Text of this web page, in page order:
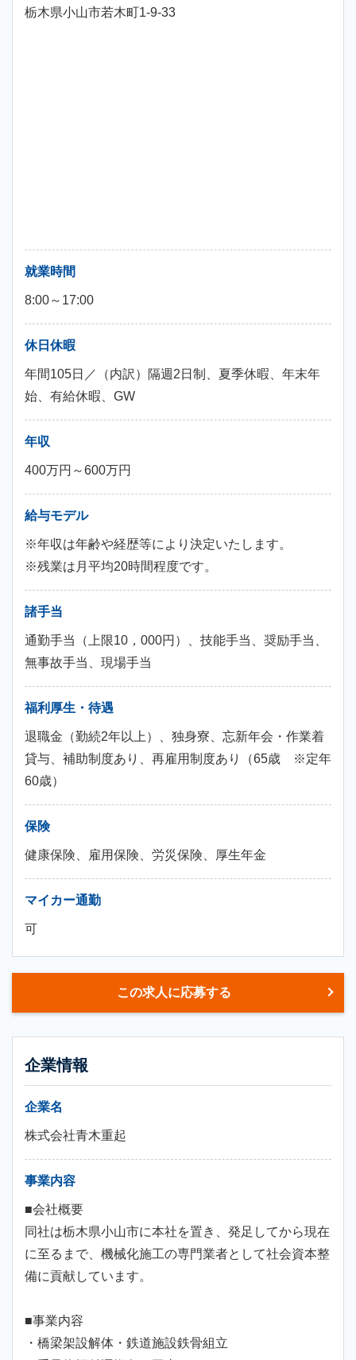
栃木県小山市若木町1-9-33
就業時間
8:00～17:00
休日休暇
年間105日／（内訳）隔週2日制、夏季休暇、年末年
始、有給休暇、GW
年収
400万円～600万円
給与モデル
※年収は年齢や経歴等により決定いたします。
※残業は月平均20時間程度です。
諸手当
通勤手当（上限10，000円）、技能手当、奨励手当、
無事故手当、現場手当
福利厚生・待遇
退職金（勤続2年以上）、独身寮、忘新年会・作業着
貸与、補助制度あり、再雇用制度あり（65歳 ※定年
60歳）
保険
健康保険、雇用保険、労災保険、厚生年金
マイカー通勤
可
この求人に応募する
企業情報
企業名
株式会社青木重起
事業内容
■会社概要
同社は栃木県小山市に本社を置き、発足してから現在
に至るまで、機械化施工の専門業者として社会資本整
備に貢献しています。
■事業内容
・橋梁架設解体・鉄道施設鉄骨組立